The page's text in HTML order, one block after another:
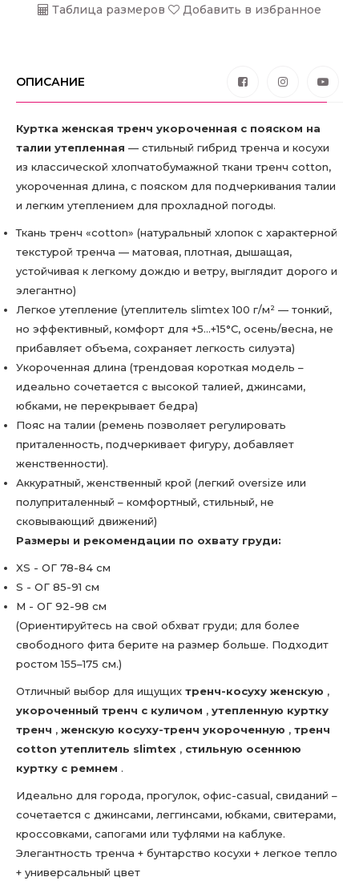
Таблица размеров Добавить в избранное
ОПИСАНИЕ
Куртка женская тренч укороченная с пояском на
талии утепленная — стильный гибрид тренча и косухи
из классической хлопчатобумажной ткани тренч cotton,
укороченная длина, с пояском для подчеркивания талии
и легким утеплением для прохладной погоды.
Ткань тренч «cotton» (натуральный хлопок с характерной
текстурой тренча — матовая, плотная, дышащая,
устойчивая к легкому дождю и ветру, выглядит дорого и
элегантно)
Легкое утепление (утеплитель slimtex 100 г/м² — тонкий,
но эффективный, комфорт для +5…+15°C, осень/весна, не
прибавляет объема, сохраняет легкость силуэта)
Укороченная длина (трендовая короткая модель –
идеально сочетается с высокой талией, джинсами,
юбками, не перекрывает бедра)
Пояс на талии (ремень позволяет регулировать
приталенность, подчеркивает фигуру, добавляет
женственности).
Аккуратный, женственный крой (легкий oversize или
полуприталенный – комфортный, стильный, не
сковывающий движений)
Размеры и рекомендации по охвату груди:
XS - ОГ 78-84 см
S - ОГ 85-91 см
M - ОГ 92-98 см
(Ориентируйтесь на свой обхват груди; для более
свободного фита берите на размер больше. Подходит
ростом 155–175 см.)
Отличный выбор для ищущих тренч-косуху женскую ,
укороченный тренч с куличом , утепленную куртку
тренч , женскую косуху-тренч укороченную , тренч
cotton утеплитель slimtex , стильную осеннюю
куртку с ремнем .
Идеально для города, прогулок, офис-casual, свиданий –
сочетается с джинсами, леггинсами, юбками, свитерами,
кроссовками, сапогами или туфлями на каблуке.
Элегантность тренча + бунтарство косухи + легкое тепло
+ универсальный цвет